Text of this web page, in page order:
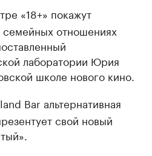
«18+» покажут
отношениях
лаборатории Юрия
школе нового кино.
Bar альтернативная
свой новый